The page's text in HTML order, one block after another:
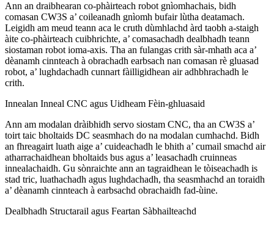
Ann an draibhearan co-phàirteach robot gnìomhachais, bidh
comasan CW3S a’ coileanadh gnìomh bufair lùtha deatamach.
Leigidh am meud teann aca le cruth dùmhlachd àrd taobh a-staigh
àite co-phàirteach cuibhrichte, a’ comasachadh dealbhadh teann
siostaman robot ioma-axis. Tha an fulangas crith sàr-mhath aca a’
dèanamh cinnteach à obrachadh earbsach nan comasan rè gluasad
robot, a’ lughdachadh cunnart fàilligidhean air adhbhrachadh le
crith.
Innealan Inneal CNC agus Uidheam Fèin-ghluasaid
Ann am modalan dràibhidh servo siostam CNC, tha an CW3S a’
toirt taic bholtaids DC seasmhach do na modalan cumhachd. Bidh
an fhreagairt luath aige a’ cuideachadh le bhith a’ cumail smachd air
atharrachaidhean bholtaids bus agus a’ leasachadh cruinneas
innealachaidh. Gu sònraichte ann an tagraidhean le tòiseachadh is
stad tric, luathachadh agus lughdachadh, tha seasmhachd an toraidh
a’ dèanamh cinnteach à earbsachd obrachaidh fad-ùine.
Dealbhadh Structarail agus Feartan Sàbhailteachd